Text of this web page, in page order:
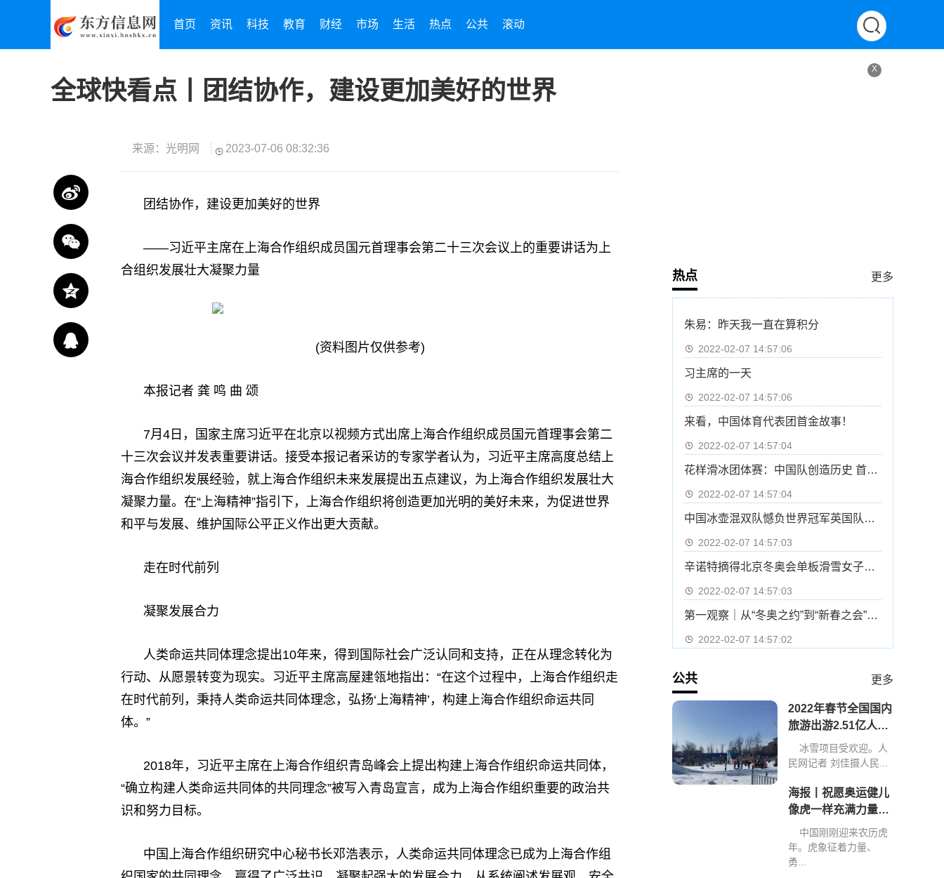
首页 资讯 科技 教育 财经 市场 生活 热点 公共 滚动
全球快看点丨团结协作，建设更加美好的世界
来源：光明网 2023-07-06 08:32:36
团结协作，建设更加美好的世界
——习近平主席在上海合作组织成员国元首理事会第二十三次会议上的重要讲话为上
合组织发展壮大凝聚力量
(资料图片仅供参考)
本报记者 龚 鸣 曲 颂
7月4日，国家主席习近平在北京以视频方式出席上海合作组织成员国元首理事会第二
十三次会议并发表重要讲话。接受本报记者采访的专家学者认为，习近平主席高度总结上
海合作组织发展经验，就上海合作组织未来发展提出五点建议，为上海合作组织发展壮大
凝聚力量。在“上海精神”指引下，上海合作组织将创造更加光明的美好未来，为促进世界
和平与发展、维护国际公平正义作出更大贡献。
走在时代前列
凝聚发展合力
人类命运共同体理念提出10年来，得到国际社会广泛认同和支持，正在从理念转化为
行动、从愿景转变为现实。习近平主席高屋建瓴地指出：“在这个过程中，上海合作组织走
在时代前列，秉持人类命运共同体理念，弘扬‘上海精神’，构建上海合作组织命运共同
体。”
2018年，习近平主席在上海合作组织青岛峰会上提出构建上海合作组织命运共同体，
“确立构建人类命运共同体的共同理念”被写入青岛宣言，成为上海合作组织重要的政治共
识和努力目标。
中国上海合作组织研究中心秘书长邓浩表示，人类命运共同体理念已成为上海合作组
X
热点 更多
朱易：昨天我一直在算积分
2022-02-07 14:57:06
习主席的一天
2022-02-07 14:57:06
来看，中国体育代表团首金故事！
2022-02-07 14:57:04
花样滑冰团体赛：中国队创造历史 首次晋级自由滑
2022-02-07 14:57:04
中国冰壶混双队憾负世界冠军英国队基本无缘四强
2022-02-07 14:57:03
辛诺特摘得北京冬奥会单板滑雪女子坡面障碍技巧冠军
2022-02-07 14:57:03
第一观察｜从“冬奥之约”到“新春之会”：中俄元首会晤的三重意涵
2022-02-07 14:57:02
公共 更多
2022年春节全国国内
旅游出游2.51亿人次
旅游收入2891.98亿
元
冰雪项目受欢迎。人
民网记者 刘佳摄人民...
海报丨祝愿奥运健儿
像虎一样充满力量、
创造佳绩
中国刚刚迎来农历虎
年。虎象征着力量、
勇...